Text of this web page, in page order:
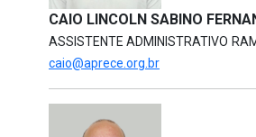
CAIO LINCOLN SABINO
ASSISTENTE ADMINISTRATIVO
caio@aprece.org.br